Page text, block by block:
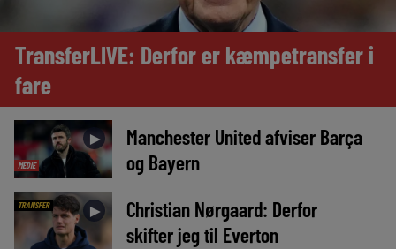
TransferLIVE: Derfor er kæmpetransfer i
fare
MEDIE
►
Manchester United afviser Barça
og Bayern
TRANSFER ►
Christian Nørgaard: Derfor
skifter jeg til Everton